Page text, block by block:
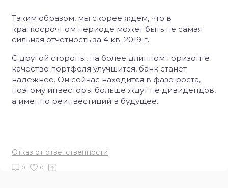
Таким образом, мы скорее ждем, что в
краткосрочном периоде может быть не самая
сильная отчетность за 4 кв. 2019 г.
С другой стороны, на более длинном горизонте
качество портфеля улучшится, банк станет
надежнее. Он сейчас находится в фазе роста,
поэтому инвесторы больше ждут не дивидендов,
а именно реинвестиций в будущее.
Отказ от ответственности
0 0